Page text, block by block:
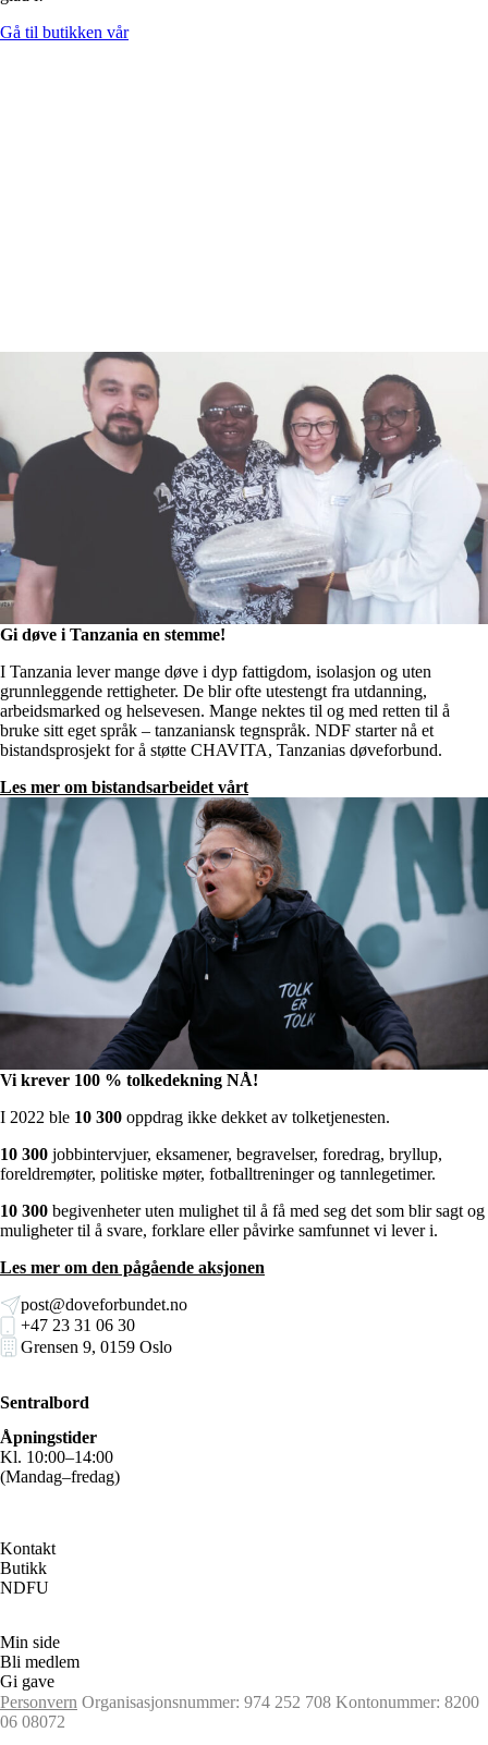
Gå til butikken vår
Gi døve i Tanzania en stemme!
I Tanzania lever mange døve i dyp fattigdom, isolasjon og uten
grunnleggende rettigheter. De blir ofte utestengt fra utdanning,
arbeidsmarked og helsevesen. Mange nektes til og med retten til å
bruke sitt eget språk – tanzaniansk tegnspråk. NDF starter nå et
bistandsprosjekt for å støtte CHAVITA, Tanzanias døveforbund.
Les mer om bistandsarbeidet vårt
Vi krever 100 % tolkedekning NÅ!
I 2022 ble 10 300 oppdrag ikke dekket av tolketjenesten.
10 300 jobbintervjuer, eksamener, begravelser, foredrag, bryllup,
foreldremøter, politiske møter, fotballtreninger og tannlegetimer.
10 300 begivenheter uten mulighet til å få med seg det som blir sagt og
muligheter til å svare, forklare eller påvirke samfunnet vi lever i.
Les mer om den pågående aksjonen
post@doveforbundet.no
+47 23 31 06 30
Grensen 9, 0159 Oslo
Sentralbord
Åpningstider
Kl. 10:00–14:00
(Mandag–fredag)
Kontakt
Butikk
NDFU
Min side
Bli medlem
Gi gave
Personvern Organisasjonsnummer: 974 252 708 Kontonummer: 8200
06 08072